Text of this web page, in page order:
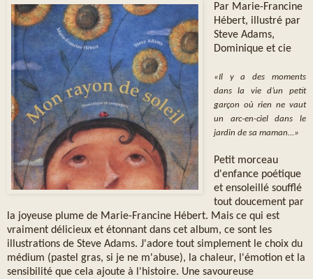
Par Marie-Francine
Hébert, illustré par
Steve Adams,
Dominique et cie
«Il y a des moments
dans la vie d’un petit
garçon où rien ne vaut
un arc-en-ciel dans le
jardin de sa maman…»
Petit morceau
d'enfance poétique
et ensoleillé soufflé
tout doucement par
la joyeuse plume de Marie-Francine Hébert. Mais ce qui est
vraiment délicieux et étonnant dans cet album, ce sont les
illustrations de Steve Adams. J'adore tout simplement le choix du
médium (pastel gras, si je ne m'abuse), la chaleur, l'émotion et la
sensibilité que cela ajoute à l'histoire. Une savoureuse